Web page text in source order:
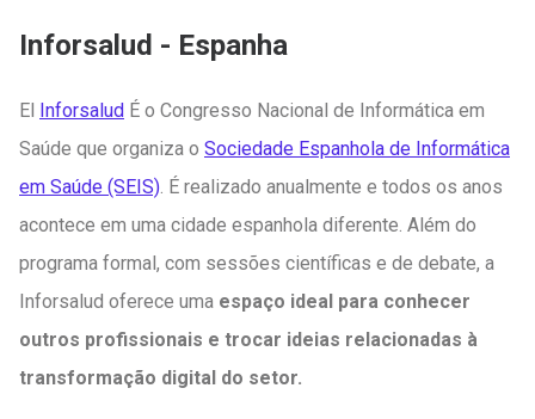
Inforsalud - Espanha
El Inforsalud É o Congresso Nacional de Informática em
Saúde que organiza o Sociedade Espanhola de Informática
em Saúde (SEIS). É realizado anualmente e todos os anos
acontece em uma cidade espanhola diferente. Além do
programa formal, com sessões científicas e de debate, a
Inforsalud oferece uma espaço ideal para conhecer
outros profissionais e trocar ideias relacionadas à
transformação digital do setor.